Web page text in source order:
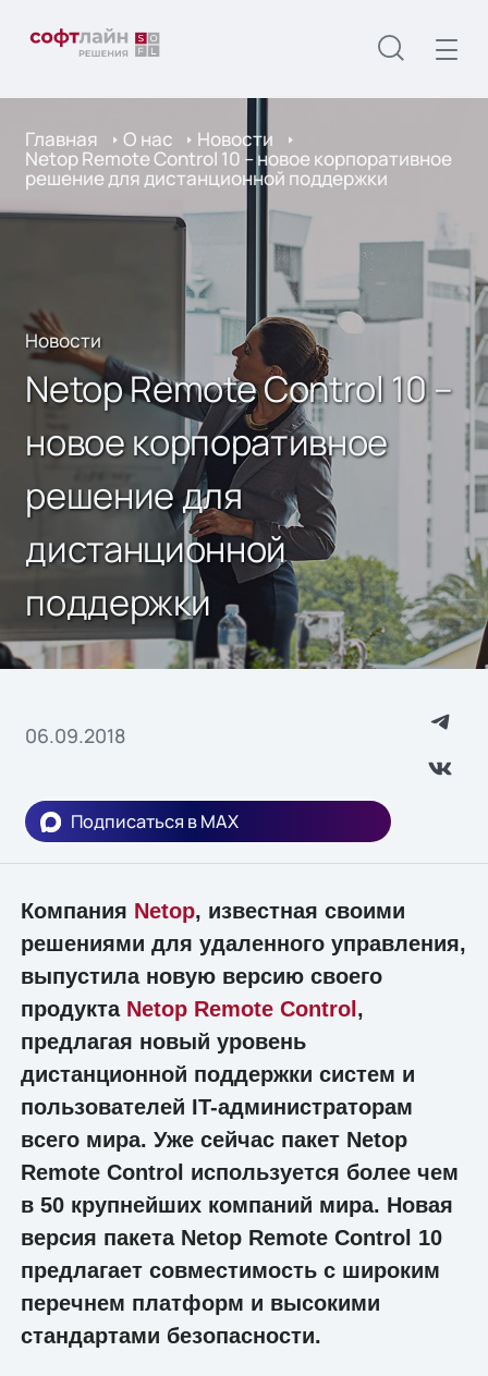
Главная О нас Новости
Netop Remote Control 10 – новое корпоративное
решение для дистанционной поддержки
Новости
Netop Remote Control 10 –
новое корпоративное
решение для
дистанционной
поддержки
06.09.2018
Подписаться в MAX
Компания Netop, известная своими
решениями для удаленного управления,
выпустила новую версию своего
продукта Netop Remote Control ,
предлагая новый уровень
дистанционной поддержки систем и
пользователей IT-администраторам
всего мира. Уже сейчас пакет Netop
Remote Control используется более чем
в 50 крупнейших компаний мира. Новая
версия пакета Netop Remote Control 10
предлагает совместимость с широким
перечнем платформ и высокими
стандартами безопасности.